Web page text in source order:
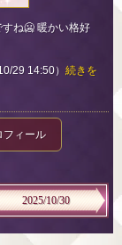
ね🥶 暖かい格好
29 14:50） 続きを
フィール
2025/10/30